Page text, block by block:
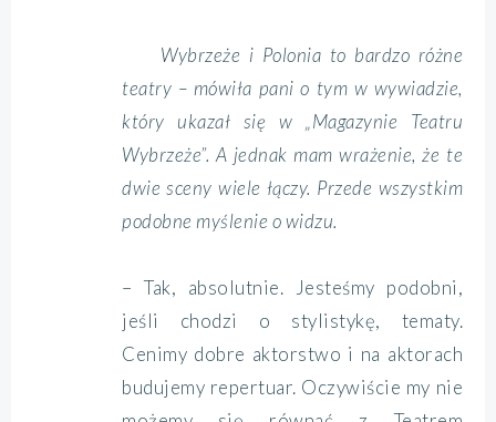
Wybrzeże i Polonia to bardzo różne
teatry – mówiła pani o tym w wywiadzie,
który ukazał się w „Magazynie Teatru
Wybrzeże”. A jednak mam wrażenie, że te
dwie sceny wiele łączy. Przede wszystkim
podobne myślenie o widzu.
– Tak, absolutnie. Jesteśmy podobni,
jeśli chodzi o stylistykę, tematy.
Cenimy dobre aktorstwo i na aktorach
budujemy repertuar. Oczywiście my nie